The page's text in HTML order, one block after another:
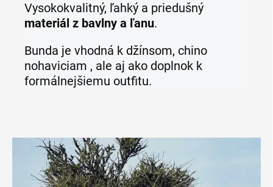
Vysokokvalitný, ľahký a priedušný
materiál z bavlny a ľanu.
Bunda je vhodná k džínsom, chino
nohaviciam , ale aj ako doplnok k
formálnejšiemu outfitu.